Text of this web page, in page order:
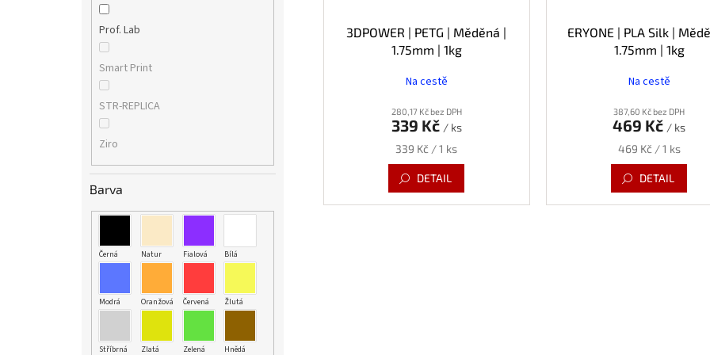
Prof. Lab
Smart Print
STR-REPLICA
Ziro
Barva
Černá Natur Fialová Bílá
Modrá Oranžová Červená Žlutá
Stříbrná Zlatá Zelená Hnědá
3DPOWER | PETG | Měděná |
1.75mm | 1kg
Na cestě
280,17 Kč bez DPH
339 Kč / ks
Měrná
cena:
339 Kč / 1 ks
DETAIL
ERYONE | PLA Silk |
1.75mm | 1kg
Na cestě
387,60 Kč bez DPH
469 Kč / ks
Měrná
cena:
469 Kč / 1 ks
DETAIL